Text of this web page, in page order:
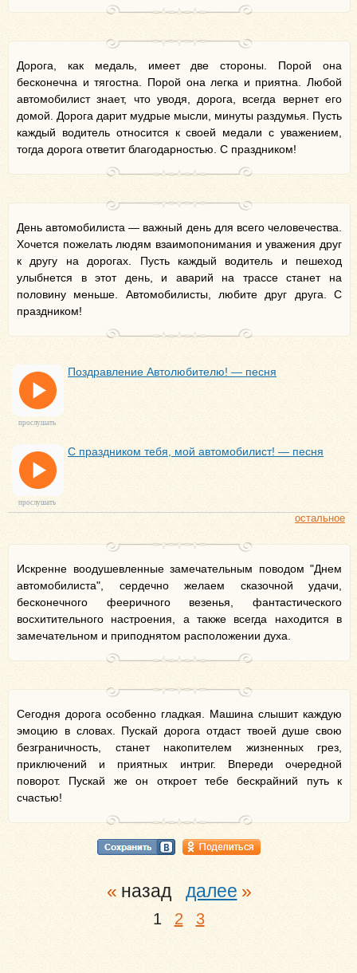
Дорога, как медаль, имеет две стороны. Порой она
бесконечна и тягостна. Порой она легка и приятна. Любой
автомобилист знает, что уводя, дорога, всегда вернет его
домой. Дорога дарит мудрые мысли, минуты раздумья. Пусть
каждый водитель относится к своей медали с уважением,
тогда дорога ответит благодарностью. С праздником!
День автомобилиста — важный день для всего человечества.
Хочется пожелать людям взаимопонимания и уважения друг
к другу на дорогах. Пусть каждый водитель и пешеход
улыбнется в этот день, и аварий на трассе станет на
половину меньше. Автомобилисты, любите друг друга. С
праздником!
Поздравление Автолюбителю! — песня
прослушать
С праздником тебя, мой автомобилист! — песня
прослушать
остальное
Искренне воодушевленные замечательным поводом "Днем
автомобилиста", сердечно желаем сказочной удачи,
бесконечного фееричного везенья, фантастического
восхитительного настроения, а также всегда находится в
замечательном и приподнятом расположении духа.
Сегодня дорога особенно гладкая. Машина слышит каждую
эмоцию в словах. Пускай дорога отдаст твоей душе свою
безграничность, станет накопителем жизненных грез,
приключений и приятных интриг. Впереди очередной
поворот. Пускай же он откроет тебе бескрайний путь к
счастью!
назад
1 2 3
далее